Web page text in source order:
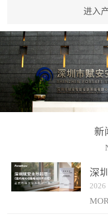
事故频发，传统的火灾探
测方法已无法满足要求。
尤其是目前众多的大型影
剧院、会议展览中心、体
育馆、大型仓库和隧道空
间等，其建筑结构特殊、
火灾隐患多。一旦发生火
传统的火灾关测器无法被
及时缺发，不能及早发现
和有效扑救火火，这不仅
进入
新
深
光
布
2026